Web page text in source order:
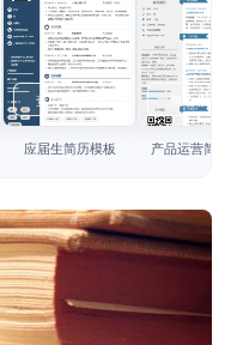
查看模板
应届生简历模板
查看模板
产品运营简